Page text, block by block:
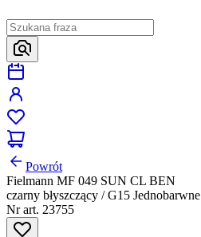
Powrót
Fielmann MF 049 SUN CL BEN
czarny błyszczący / G15 Jednobarwne
Nr art. 23755